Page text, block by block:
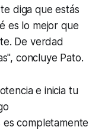
diga que estás
es lo mejor que
De verdad
concluye Pato.
e inicia tu
completamente